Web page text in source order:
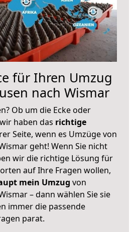
für Ihren Umzug
nach Wismar
Ob um die Ecke oder
haben das richtige
Seite, wenn es Umzüge von
geht! Wenn Sie nicht
wir die richtige Lösung für
auf Ihre Fragen wollen,
mein Umzug von
– dann wählen Sie sie
immer die passende
parat.